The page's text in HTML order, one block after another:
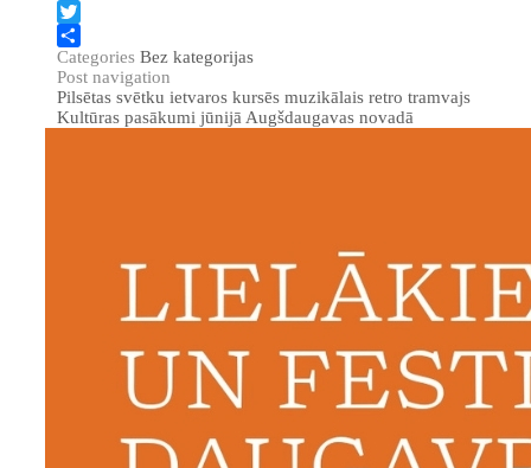
Facebook
Twitter
Share
Categories Bez kategorijas
Post navigation
Pilsētas svētku ietvaros kursēs muzikālais retro tramvajs
Kultūras pasākumi jūnijā Augšdaugavas novadā